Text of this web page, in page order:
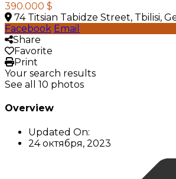
390.000 $
74 Titsian Tabidze Street, Tbilisi,
Facebook Email
Share
Favorite
Print
Your search results
See all 10 photos
Overview
Updated On:
24 октября, 2023